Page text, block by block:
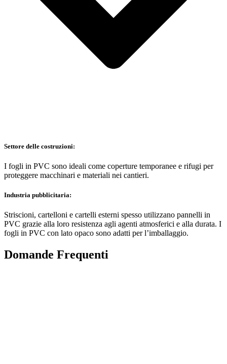
Settore delle costruzioni:
I fogli in PVC sono ideali come coperture temporanee e rifugi per
proteggere macchinari e materiali nei cantieri.
Industria pubblicitaria:
Striscioni, cartelloni e cartelli esterni spesso utilizzano pannelli in
PVC grazie alla loro resistenza agli agenti atmosferici e alla durata. I
fogli in PVC con lato opaco sono adatti per l’imballaggio.
Domande Frequenti